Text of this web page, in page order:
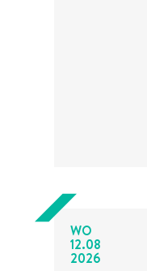
WO
12.08
2026